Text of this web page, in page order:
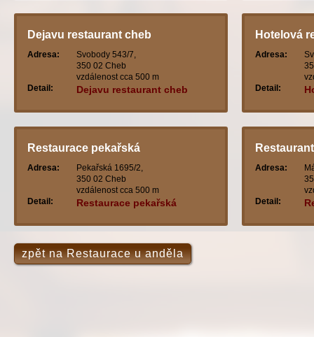
Dejavu restaurant cheb
Adresa:
Svobody 543/7,
350 02 Cheb
vzdálenost cca 500 m
Detail:
Dejavu restaurant cheb
Hotelová
Adresa:
Detail:
Restaurace pekařská
Adresa:
Pekařská 1695/2,
350 02 Cheb
vzdálenost cca 500 m
Detail:
Restaurace pekařská
Adresa:
Detail:
zpět na Restaurace u anděla